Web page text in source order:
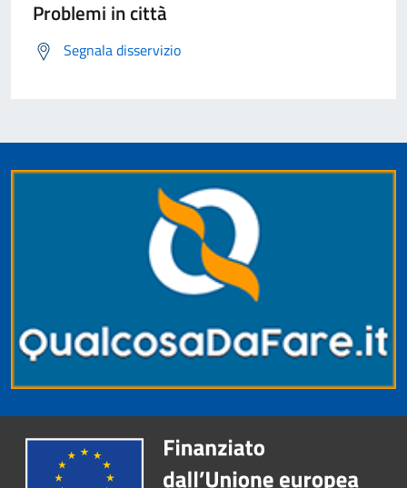
Problemi in città
Segnala disservizio